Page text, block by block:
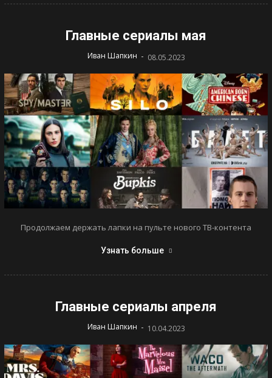
Главные сериалы мая
Иван Шапкин - 08.05.2023
Продолжаем держать лапки на пульте нового ТВ-контента
Узнать больше
Главные сериалы апреля
Иван Шапкин - 10.04.2023